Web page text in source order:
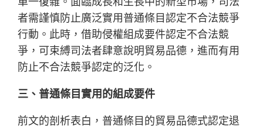
者需謹慎防止廣泛實用普通條目認定不合法競爭
行動。此時，借助侵權組成要件認定不合法競
爭，可束縛司法者肆意說明貿易品德，進而有用
防止不合法競爭認定的泛化。
三、普通條目實用的組成要件
前文的剖析表白，普通條目的貿易品德式認定退